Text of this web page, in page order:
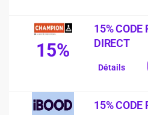
15%
15% CODE
DIRECT
Détails
15% CODE